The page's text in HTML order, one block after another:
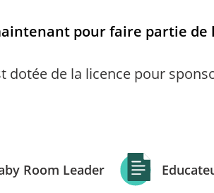
pour faire partie de
dotée de la licence pour
Room Leader